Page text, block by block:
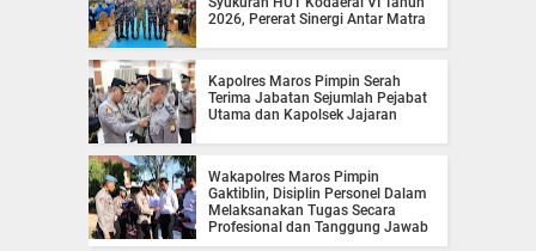
2026, Pererat Sinergi Antar Matra
Kapolres Maros Pimpin Serah
Terima Jabatan Sejumlah Pejabat
Utama dan Kapolsek Jajaran
Wakapolres Maros Pimpin
Gaktiblin, Disiplin Personel Dalam
Melaksanakan Tugas Secara
Profesional dan Tanggung Jawab